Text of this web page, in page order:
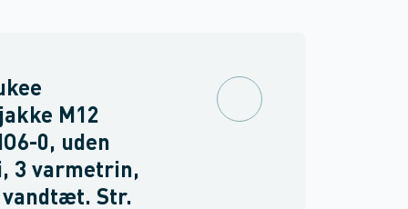
M12
0, uden
3 varmetrin,
vandtæt. Str.